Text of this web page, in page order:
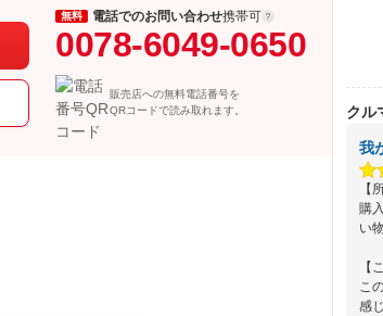
無料 電話でのお問い合わせ携帯可
0078-6049-0650
販売店への無料電話番号を
QRコードで読み取れます。
クル
【
購
い
【
こ
感